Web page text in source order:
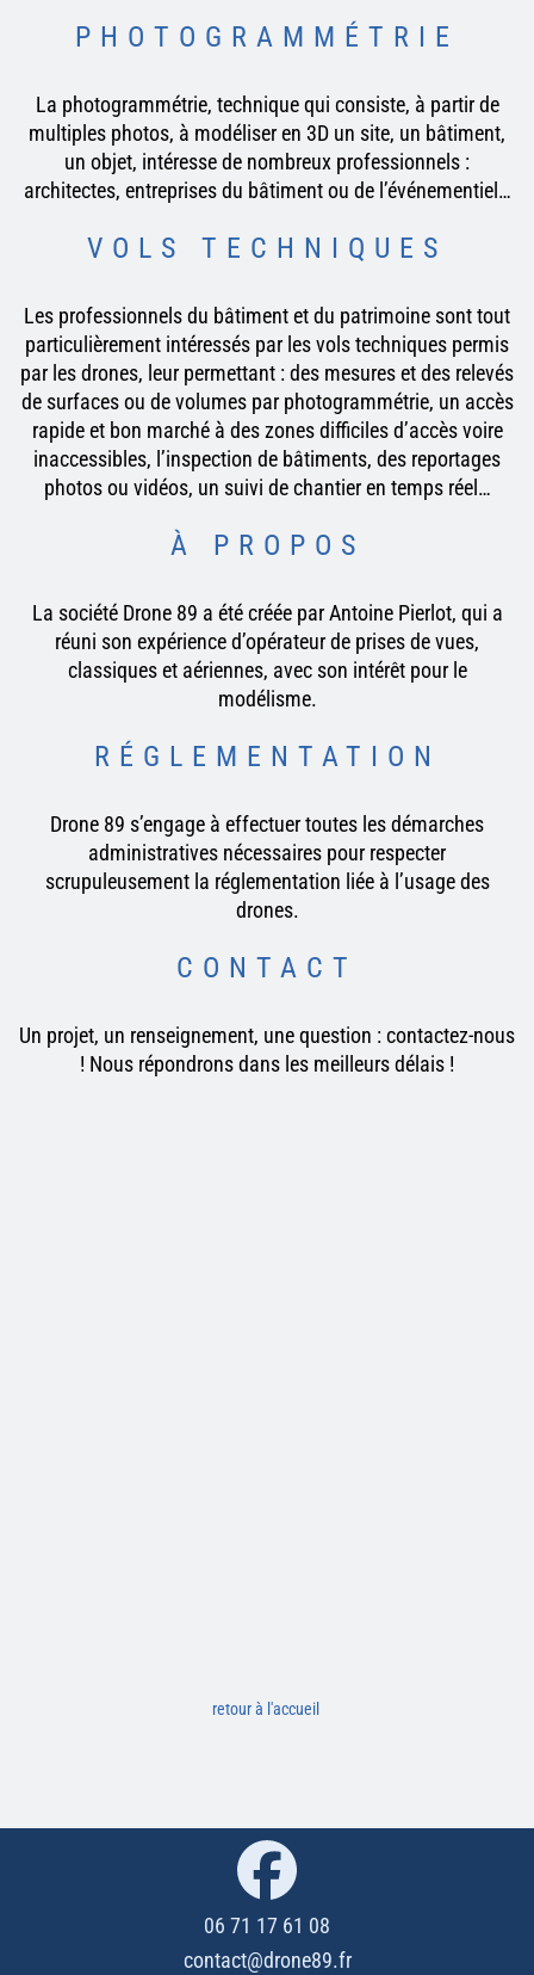
PHOTOGRAMMÉTRIE
La photogrammétrie, technique qui consiste, à partir de
multiples photos, à modéliser en 3D un site, un bâtiment,
un objet, intéresse de nombreux professionnels :
architectes, entreprises du bâtiment ou de l’événementiel…
VOLS TECHNIQUES
Les professionnels du bâtiment et du patrimoine sont tout
particulièrement intéressés par les vols techniques permis
par les drones, leur permettant : des mesures et des relevés
de surfaces ou de volumes par photogrammétrie, un accès
rapide et bon marché à des zones difficiles d’accès voire
inaccessibles, l’inspection de bâtiments, des reportages
photos ou vidéos, un suivi de chantier en temps réel…
À PROPOS
La société Drone 89 a été créée par Antoine Pierlot, qui a
réuni son expérience d’opérateur de prises de vues,
classiques et aériennes, avec son intérêt pour le
modélisme.
RÉGLEMENTATION
Drone 89 s’engage à effectuer toutes les démarches
administratives nécessaires pour respecter
scrupuleusement la réglementation liée à l’usage des
drones.
CONTACT
Un projet, un renseignement, une question : contactez-nous
! Nous répondrons dans les meilleurs délais !
retour à l'accueil
06 71 17 61 08
contact@drone89.fr